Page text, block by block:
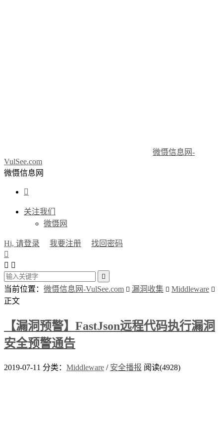
微慑信息网-
VulSee.com
微慑信息网

关注我们
微慑网
Hi, 请登录 我要注册
找回密码

 

当前位置： 微慑信息网-VulSee.com  漏洞收集  Middleware 
正文
【漏洞预警】FastJson远程代码执行漏洞
安全预警通告
2019-07-11 分类： Middleware / 安全播报 阅读(4928)